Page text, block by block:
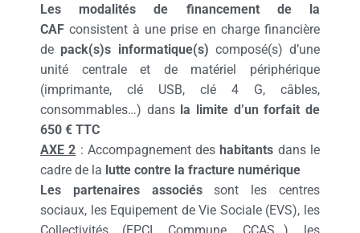
Les modalités de financement de la
CAF consistent à une prise en charge financière
de pack(s)s informatique(s) composé(s) d’une
unité centrale et de matériel périphérique
(imprimante, clé USB, clé 4 G, câbles,
consommables…) dans la limite d’un forfait de
650 € TTC
AXE 2 : Accompagnement deshabitants dans le
cadre de la lutte contre la fracture numérique
Les partenaires associéssont les centres
sociaux, les Equipement de Vie Sociale (EVS), les
Collectivités (EPCI, Commune, CCAS…), les